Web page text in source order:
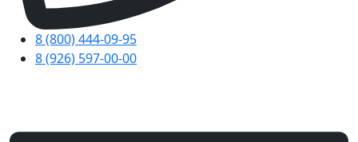
8 (800) 444-09-95
8 (926) 597-00-00